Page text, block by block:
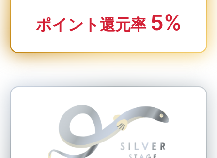
ポイント還元率 5%